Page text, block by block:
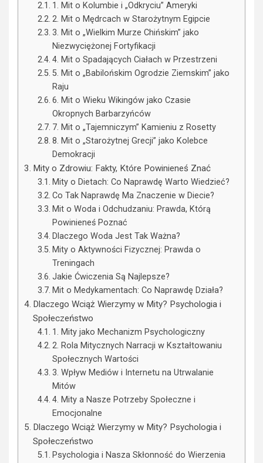
1. Mit o Kolumbie i „Odkryciu” Ameryki
2. Mit o Mędrcach w Starożytnym Egipcie
3. Mit o „Wielkim Murze Chińskim” jako
Niezwyciężonej Fortyfikacji
4. Mit o Spadających Ciałach w Przestrzeni
5. Mit o „Babilońskim Ogrodzie Ziemskim” jako
Raju
6. Mit o Wieku Wikingów jako Czasie
Okropnych Barbarzyńców
7. Mit o „Tajemniczym” Kamieniu z Rosetty
8. Mit o „Starożytnej Grecji” jako Kolebce
Demokracji
Mity o Zdrowiu: Fakty, Które Powinieneś Znać
Mity o Dietach: Co Naprawdę Warto Wiedzieć?
Co Tak Naprawdę Ma Znaczenie w Diecie?
Mit o Woda i Odchudzaniu: Prawda, Którą
Powinieneś Poznać
Dlaczego Woda Jest Tak Ważna?
Mity o Aktywności Fizycznej: Prawda o
Treningach
Jakie Ćwiczenia Są Najlepsze?
Mit o Medykamentach: Co Naprawdę Działa?
Dlaczego Wciąż Wierzymy w Mity? Psychologia i
Społeczeństwo
1. Mity jako Mechanizm Psychologiczny
2. Rola Mitycznych Narracji w Kształtowaniu
Społecznych Wartości
3. Wpływ Mediów i Internetu na Utrwalanie
Mitów
4. Mity a Nasze Potrzeby Społeczne i
Emocjonalne
Dlaczego Wciąż Wierzymy w Mity? Psychologia i
Społeczeństwo
Psychologia i Nasza Skłonność do Wierzenia